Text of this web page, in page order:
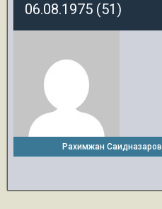
06.08.1975 (51)
Рахимжан Саидназаров